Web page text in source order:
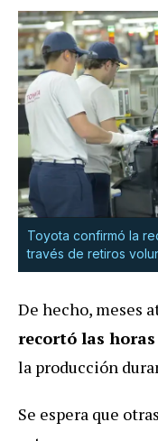
Toyota confirmó la
través de retiros
De hecho, meses
recortó las horas
la producción
Se espera que